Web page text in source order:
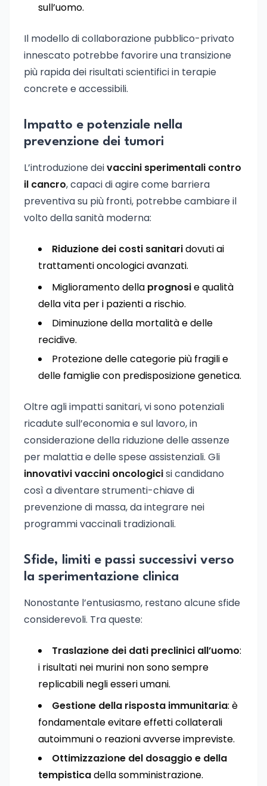
sull’uomo.
Il modello di collaborazione pubblico-privato
innescato potrebbe favorire una transizione
più rapida dei risultati scientifici in terapie
concrete e accessibili.
Impatto e potenziale nella
prevenzione dei tumori
L’introduzione deivaccini sperimentali contro
il cancro, capaci di agire come barriera
preventiva su più fronti, potrebbe cambiare il
volto della sanità moderna:
Riduzione dei costi sanitaridovuti ai
trattamenti oncologici avanzati.
Miglioramento della prognosie qualità
della vita per i pazienti a rischio.
Diminuzione della mortalità e delle
recidive.
Protezione delle categorie più fragili e
delle famiglie con predisposizione genetica.
Oltre agli impatti sanitari, vi sono potenziali
ricadute sull’economia e sul lavoro, in
considerazione della riduzione delle assenze
per malattia e delle spese assistenziali. Gli
innovativi vaccini oncologicisi candidano
così a diventare strumenti-chiave di
prevenzione di massa, da integrare nei
programmi vaccinali tradizionali.
Sfide, limiti e passi successivi verso
la sperimentazione clinica
Nonostante l’entusiasmo, restano alcune sfide
considerevoli. Tra queste:
Traslazione dei dati preclinici all’uomo:
i risultati nei murini non sono sempre
replicabili negli esseri umani.
Gestione della risposta immunitaria: è
fondamentale evitare effetti collaterali
autoimmuni o reazioni avverse impreviste.
Ottimizzazione del dosaggio e della
tempisticadella somministrazione.